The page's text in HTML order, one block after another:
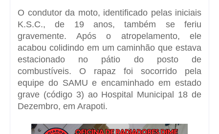
O condutor da moto, identificado pelas iniciais
K.S.C., de 19 anos, também se feriu
gravemente. Após o atropelamento, ele
acabou colidindo em um caminhão que estava
estacionado no pátio do posto de
combustíveis. O rapaz foi socorrido pela
equipe do SAMU e encaminhado em estado
grave (código 3) ao Hospital Municipal 18 de
Dezembro, em Arapoti.